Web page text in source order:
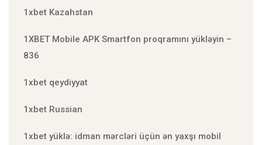
1xbet Kazahstan
1XBET Mobile APK Smartfon proqramını yükləyin –
836
1xbet qeydiyyat
1xbet Russian
1xbet yüklə: idman mərcləri üçün ən yaxşı mobil